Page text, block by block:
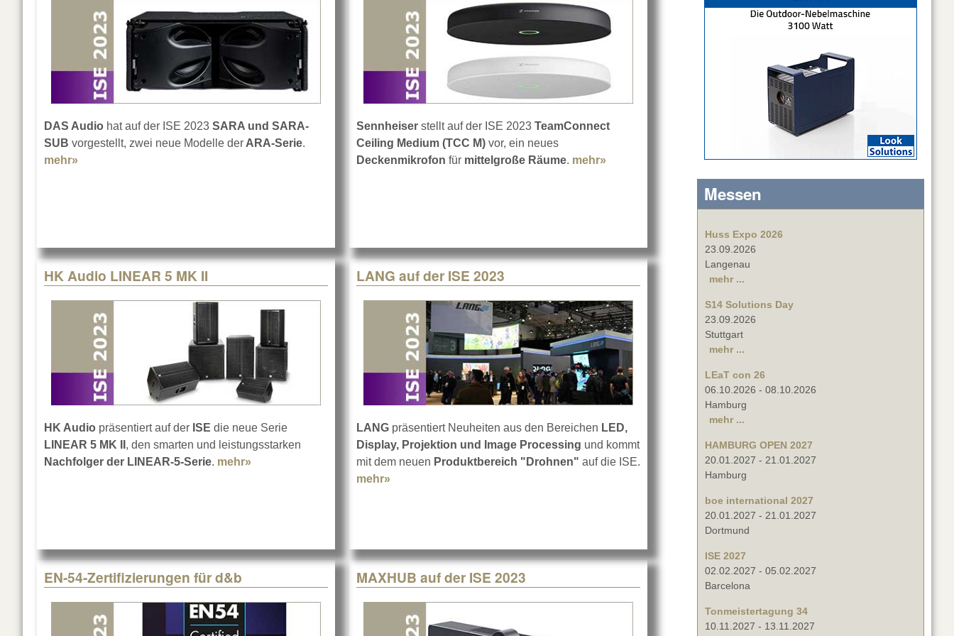
DAS Audio hat auf der ISE 2023 SARA und SARA-
SUB vorgestellt, zwei neue Modelle der ARA-Serie.
mehr»
Sennheiser stellt auf der ISE 2023 TeamConnect
Ceiling Medium (TCC M) vor, ein neues
Deckenmikrofon für mittelgroße Räume. mehr» about Sennheiser TeamConnect Ceiling Medium
HK Audio LINEAR 5 MK II
HK Audio präsentiert auf der ISE die neue Serie
LINEAR 5 MK II , den smarten und leistungsstarken
Nachfolger der LINEAR-5-Serie. mehr» about HK Audio LINEAR 5 MK II
LANG auf der ISE 2023
LANG präsentiert Neuheiten aus den Bereichen LED,
Display, Projektion und Image Processing und kommt
mit dem neuen Produktbereich "Drohnen" auf die ISE.
mehr»
EN-54-Zertifizierungen für d&b MAXHUB auf der ISE 2023
Messen
Huss Expo 2026
23.09.2026
Langenau
mehr ...
S14 Solutions Day
23.09.2026
Stuttgart
mehr ...
LEaT con 26
06.10.2026 - 08.10.2026
Hamburg
mehr ...
HAMBURG OPEN 2027
20.01.2027 - 21.01.2027
Hamburg
boe international 2027
20.01.2027 - 21.01.2027
Dortmund
ISE 2027
02.02.2027 - 05.02.2027
Barcelona
Tonmeistertagung 34
10.11.2027 - 13.11.2027